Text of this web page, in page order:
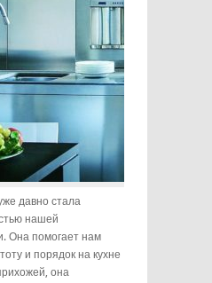
давно стала
нашей
Она помогает нам
и порядок на кухне
она